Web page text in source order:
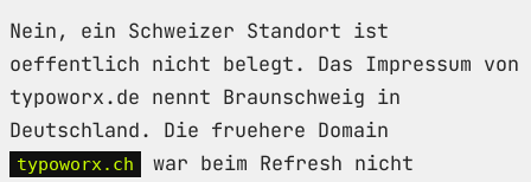
Nein, ein Schweizer Standort ist
oeffentlich nicht belegt. Das Impressum von
typoworx.de nennt Braunschweig in
Deutschland. Die fruehere Domain
typoworx.ch
war beim Refresh nicht